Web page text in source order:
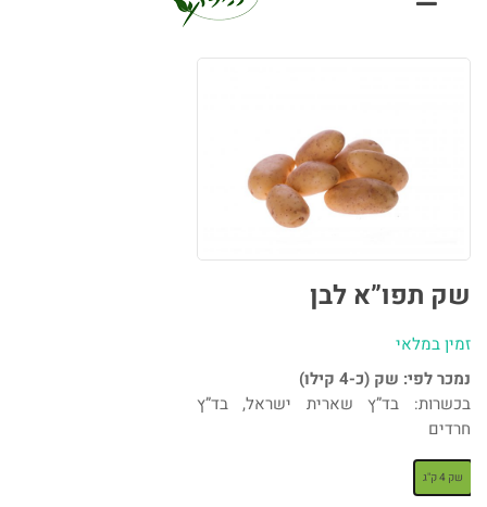
שק תפו”א לבן
זמין במלאי
נמכר לפי: שק (כ-4 קילו)
בכשרות: בד”ץ שארית ישראל, בד”ץ
חרדים
שק 4 ק"ג